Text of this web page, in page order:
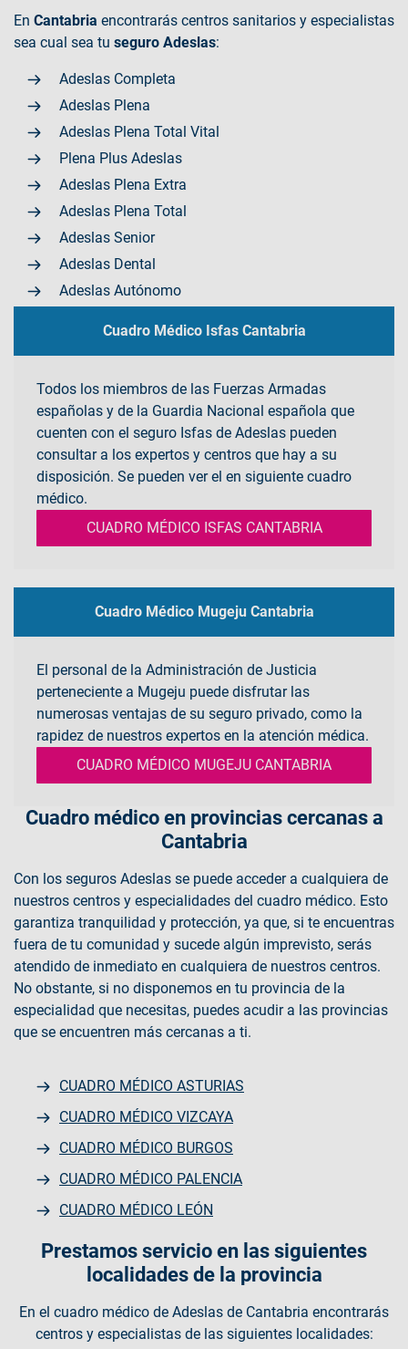
En Cantabria encontrarás centros sanitarios y especialistas
sea cual sea tu seguro Adeslas:
Adeslas Completa
Adeslas Plena
Adeslas Plena Total Vital
Plena Plus Adeslas
Adeslas Plena Extra
Adeslas Plena Total
Adeslas Senior
Adeslas Dental
Adeslas Autónomo
Cuadro Médico Isfas Cantabria
Todos los miembros de las Fuerzas Armadas
españolas y de la Guardia Nacional española que
cuenten con el seguro Isfas de Adeslas pueden
consultar a los expertos y centros que hay a su
disposición. Se pueden ver el en siguiente cuadro
médico.
CUADRO MÉDICO ISFAS CANTABRIA
Cuadro Médico Mugeju Cantabria
El personal de la Administración de Justicia
perteneciente a Mugeju puede disfrutar las
numerosas ventajas de su seguro privado, como la
rapidez de nuestros expertos en la atención médica.
CUADRO MÉDICO MUGEJU CANTABRIA
Cuadro médico en provincias cercanas a
Cantabria
Con los seguros Adeslas se puede acceder a cualquiera de
nuestros centros y especialidades del cuadro médico. Esto
garantiza tranquilidad y protección, ya que, si te encuentras
fuera de tu comunidad y sucede algún imprevisto, serás
atendido de inmediato en cualquiera de nuestros centros.
No obstante, si no disponemos en tu provincia de la
especialidad que necesitas, puedes acudir a las provincias
que se encuentren más cercanas a ti.
CUADRO MÉDICO ASTURIAS
CUADRO MÉDICO VIZCAYA
CUADRO MÉDICO BURGOS
CUADRO MÉDICO PALENCIA
CUADRO MÉDICO LEÓN
Prestamos servicio en las siguientes
localidades de la provincia
En el cuadro médico de Adeslas de Cantabria encontrarás
centros y especialistas de las siguientes localidades: